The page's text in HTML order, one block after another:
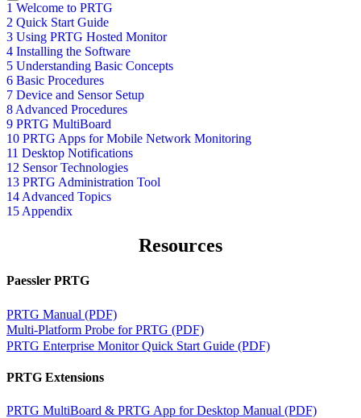
1 Welcome to PRTG
2 Quick Start Guide
3 Using PRTG Hosted Monitor
4 Installing the Software
5 Understanding Basic Concepts
6 Basic Procedures
7 Device and Sensor Setup
8 Advanced Procedures
9 PRTG MultiBoard
10 PRTG Apps for Mobile Network Monitoring
11 Desktop Notifications
12 Sensor Technologies
13 PRTG Administration Tool
14 Advanced Topics
15 Appendix
Resources
Paessler PRTG
PRTG Manual (PDF)
Multi-Platform Probe for PRTG (PDF)
PRTG Enterprise Monitor Quick Start Guide (PDF)
PRTG Extensions
PRTG MultiBoard & PRTG App for Desktop Manual (PDF)